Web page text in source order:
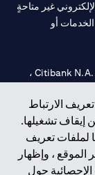
الارتباط
إيقاف تشغيلها.
لملفات تعريف
، وإظهار
الإحصائية حول
غير متاحةٍ
أو
سيتي بنك هي علامة خدمة لشركة Citigroup Inc. أو .Citibank N.A ،
المركزي تحت
أرقام التراخيص 202563 لفرع الوصل في دبي، 531989 لفرع مول
مرخص من مصرف